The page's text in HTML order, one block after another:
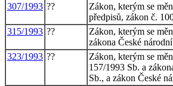
307/1993 ??
Zákon, kterým se
předpisů, zákon č.
315/1993 ??
Zákon, kterým se
zákona České
323/1993 ??
Zákon, kterým se
157/1993 Sb. a
Sb., a zákon České